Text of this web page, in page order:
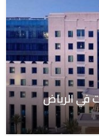
في الرياض